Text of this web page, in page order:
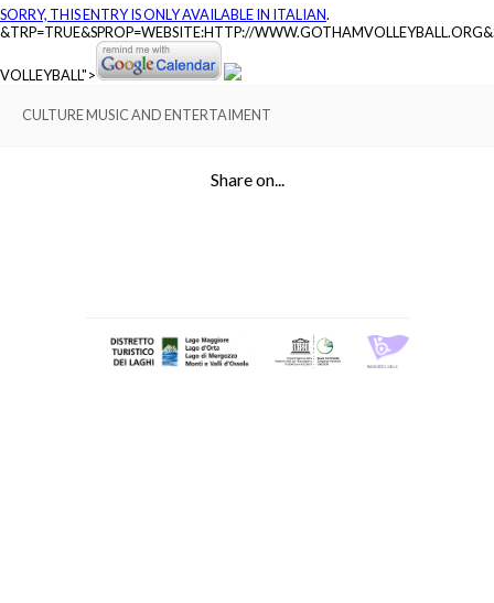
SORRY, THIS ENTRY IS ONLY AVAILABLE IN ITALIAN.
&TRP=TRUE&SPROP=WEBSITE:HTTP://
VOLLEYBALL">
CULTURE MUSIC AND ENTERTAIMENT
Share on...